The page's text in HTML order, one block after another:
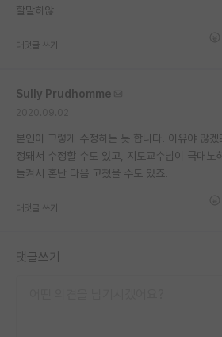
커리어
유학교육
반도체 아카데미
재팬라운지 🌸
할말하않
대댓글 쓰기
Sully Prudhomme
본인이 그렇게 수정하는 듯 합니다. 이유야 많
정돼서 수정할 수도 있고, 지도교수님이 극대노
들켜서 혼난 다음 고쳤을 수도 있죠.
대댓글 쓰기
댓글쓰기